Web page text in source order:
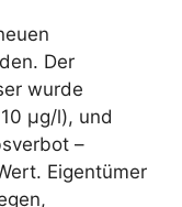
Der
wurde
µg/l), und
–
Eigentümer